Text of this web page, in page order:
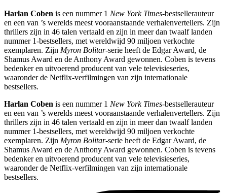
Harlan Coben is een nummer 1 New York Times-bestsellerauteur
en een van ’s werelds meest vooraanstaande verhalenvertellers. Zijn
thrillers zijn in 46 talen vertaald en zijn in meer dan twaalf landen
nummer 1-bestsellers, met wereldwijd 90 miljoen verkochte
exemplaren. Zijn Myron Bolitar-serie heeft de Edgar Award, de
Shamus Award en de Anthony Award gewonnen. Coben is tevens
bedenker en uitvoerend producent van vele televisieseries,
waaronder de Netflix-verfilmingen van zijn internationale
bestsellers.
Harlan Coben is een nummer 1 New York Times-bestsellerauteur
en een van ’s werelds meest vooraanstaande verhalenvertellers. Zijn
thrillers zijn in 46 talen vertaald en zijn in meer dan twaalf landen
nummer 1-bestsellers, met wereldwijd 90 miljoen verkochte
exemplaren. Zijn Myron Bolitar-serie heeft de Edgar Award, de
Shamus Award en de Anthony Award gewonnen. Coben is tevens
bedenker en uitvoerend producent van vele televisieseries,
waaronder de Netflix-verfilmingen van zijn internationale
bestsellers.